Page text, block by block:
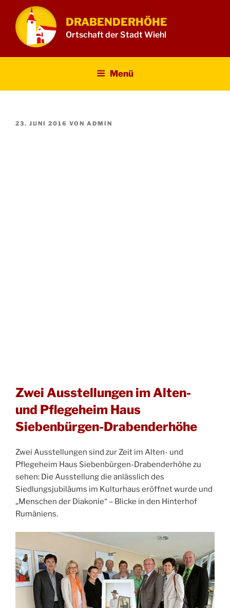
Inhalt
springen
DRABENDERHÖHE
Ortschaft der Stadt Wiehl
Menü
VERÖFFENTLICHT
23. JUNI 2016 VON ADMIN
Zwei Ausstellungen im Alten-
und Pflegeheim Haus
Siebenbürgen-Drabenderhöhe
Zwei Ausstellungen sind zur Zeit im Alten- und
Pflegeheim Haus Siebenbürgen-Drabenderhöhe zu
sehen: Die Ausstellung die anlässlich des
Siedlungsjubiläums im Kulturhaus eröffnet wurde und
„Menschen der Diakonie“ – Blicke in den Hinterhof
Rumäniens.